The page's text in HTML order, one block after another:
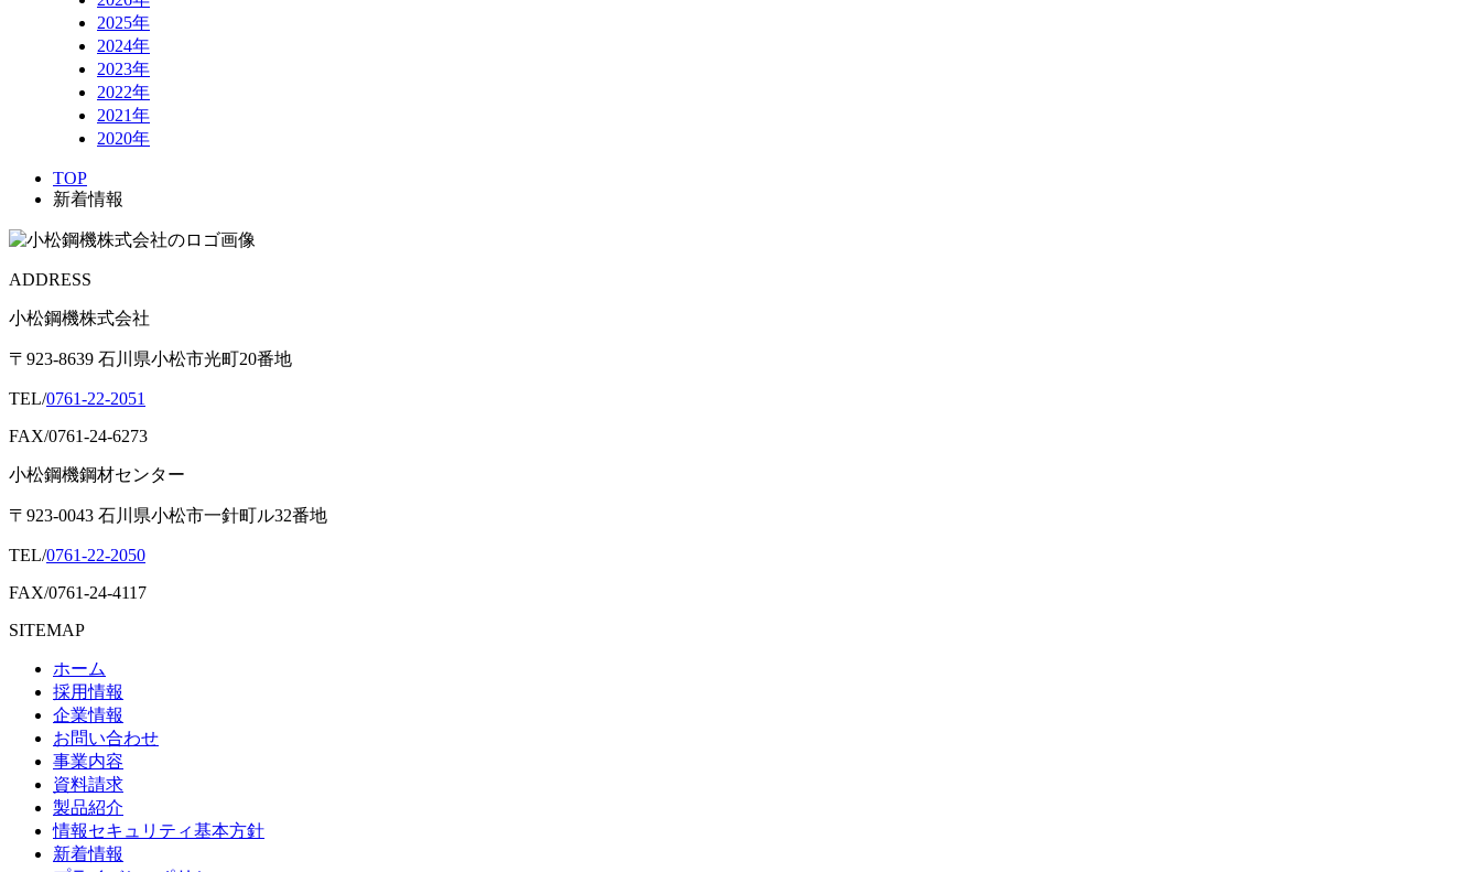
2025年
2024年
2023年
2022年
2021年
2020年
TOP
新着情報
ADDRESS
小松鋼機株式会社
〒923-8639 石川県小松市光町20番地
TEL/0761-22-2051
FAX/0761-24-6273
小松鋼機鋼材センター
〒923-0043 石川県小松市一針町ル32番地
TEL/0761-22-2050
FAX/0761-24-4117
SITEMAP
ホーム
採用情報
企業情報
お問い合わせ
事業内容
資料請求
製品紹介
情報セキュリティ基本方針
新着情報